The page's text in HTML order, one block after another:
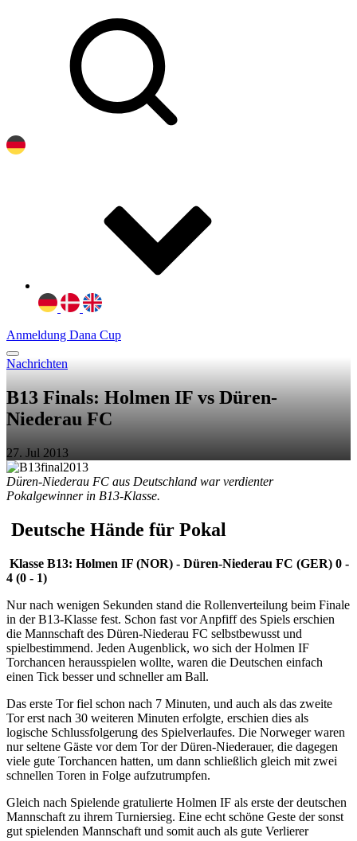
Anmeldung Dana Cup
Nachrichten
B13 Finals: Holmen IF vs Düren-
Niederau FC
27. Jul 2013
Düren-Niederau FC aus Deutschland war verdienter
Pokalgewinner in B13-Klasse.
Deutsche Hände für Pokal
Klasse B13: Holmen IF (NOR) - Düren-Niederau FC (GER) 0 -
4 (0 - 1)
Nur nach wenigen Sekunden stand die Rollenverteilung beim Finale
in der B13-Klasse fest. Schon fast vor Anpfiff des Spiels erschien
die Mannschaft des Düren-Niederau FC selbstbewusst und
spielbestimmend. Jeden Augenblick, wo sich der Holmen IF
Torchancen herausspielen wollte, waren die Deutschen einfach
einen Tick besser und schneller am Ball.
Das erste Tor fiel schon nach 7 Minuten, und auch als das zweite
Tor erst nach 30 weiteren Minuten erfolgte, erschien dies als
logische Schlussfolgerung des Spielverlaufes. Die Norweger waren
nur seltene Gäste vor dem Tor der Düren-Niederauer, die dagegen
viele gute Torchancen hatten, um dann schließlich gleich mit zwei
schnellen Toren in Folge aufzutrumpfen.
Gleich nach Spielende gratulierte Holmen IF als erste der deutschen
Mannschaft zu ihrem Turniersieg. Eine echt schöne Geste der sonst
gut spielenden Mannschaft und somit auch als gute Verlierer